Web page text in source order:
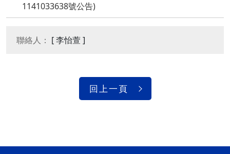
1141033638號公告)
聯絡人： [ 李怡萱 ]
回上一頁